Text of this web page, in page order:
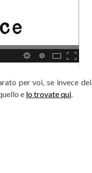
per voi, se invece dei
e lo trovate qui.